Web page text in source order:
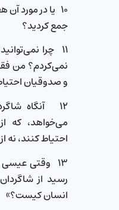
۱۰ یا در مورد
جمع كردید؟
۱۱ چرا
نمی‌کردم؟ من
و صدوقیان
۱۲ آنگاه
می‌خواهد، كه
احتیاط كنند، نه
۱۳ وقتی
رسید از
انسان كیست؟»